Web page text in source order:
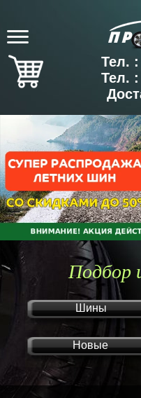
Тел. :
Тел. :
Подбор
Шины
Новые